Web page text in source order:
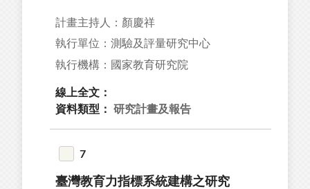
計畫主持人：顏慶祥
執行單位：測驗及評量研究中心
執行機構：國家教育研究院
線上全文：
資料類型：
研究計畫及報告
7
臺灣教育力指標系統建構之研究